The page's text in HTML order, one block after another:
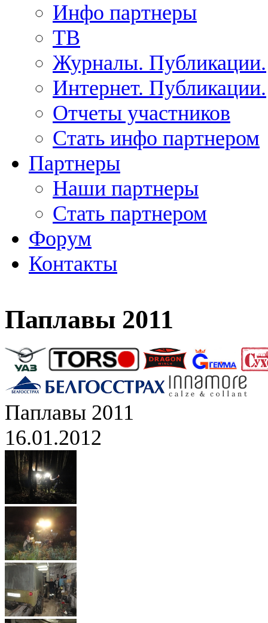
Инфо партнеры
ТВ
Журналы. Публикации.
Интернет. Публикации.
Отчеты участников
Стать инфо партнером
Партнеры
Наши партнеры
Стать партнером
Форум
Контакты
Паплавы 2011
Паплавы 2011
16.01.2012